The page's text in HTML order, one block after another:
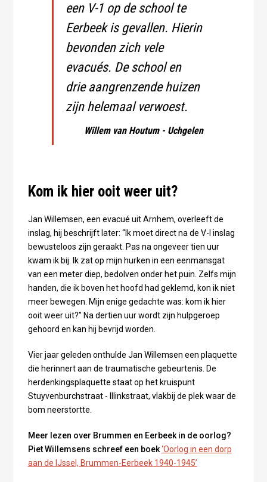
een V-1 op de school te
Eerbeek is gevallen. Hierin
bevonden zich vele
evacués. De school en
drie aangrenzende huizen
zijn helemaal verwoest.
Willem van Houtum - Uchgelen
Kom ik hier ooit weer uit?
Jan Willemsen, een evacué uit Arnhem, overleeft de
inslag, hij beschrijft later: “Ik moet direct na de V-I inslag
bewusteloos zijn geraakt. Pas na ongeveer tien uur
kwam ik bij. Ik zat op mijn hurken in een eenmansgat
van een meter diep, bedolven onder het puin. Zelfs mijn
handen, die ik boven het hoofd had geklemd, kon ik niet
meer bewegen. Mijn enige gedachte was: kom ik hier
ooit weer uit?” Na dertien uur wordt zijn hulpgeroep
gehoord en kan hij bevrijd worden.
Vier jaar geleden onthulde Jan Willemsen een plaquette
die herinnert aan de traumatische gebeurtenis. De
herdenkingsplaquette staat op het kruispunt
Stuyvenburchstraat - Illinkstraat, vlakbij de plek waar de
bom neerstortte.
Meer lezen over Brummen en Eerbeek in de oorlog?
Piet Willemsens schreef een boek ‘Oorlog in een dorp
aan de IJssel, Brummen-Eerbeek 1940-1945’